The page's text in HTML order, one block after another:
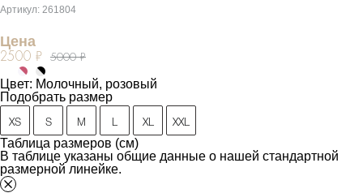
Артикул: 261804
Цена
2500 ₽ 5000 ₽
Цвет: Молочный, розовый
Подобрать размер
XS S M XL XXL
Таблица размеров (см)
В таблице указаны общие данные о нашей стандартной
размерной линейке.